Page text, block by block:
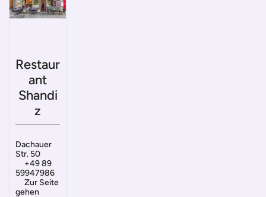
Restaur
ant
Shandi
z
Dachauer
Str. 50
+49 89
59947986
Zur Seite
gehen